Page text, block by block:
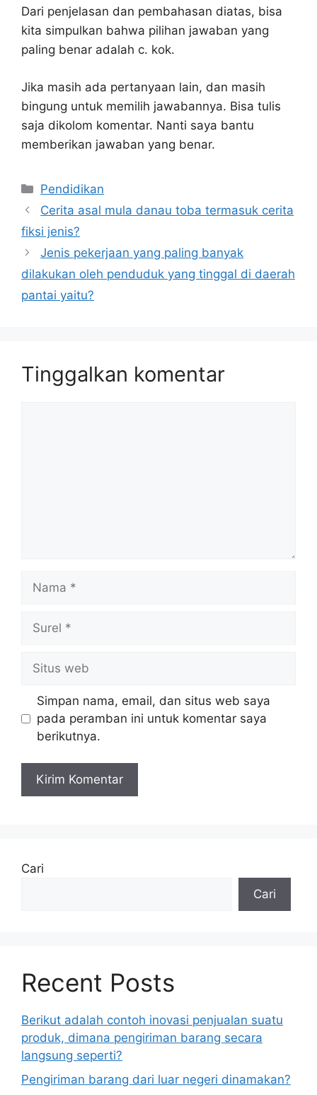
Dari penjelasan dan pembahasan diatas, bisa
kita simpulkan bahwa pilihan jawaban yang
paling benar adalah c. kok.
Jika masih ada pertanyaan lain, dan masih
bingung untuk memilih jawabannya. Bisa tulis
saja dikolom komentar. Nanti saya bantu
memberikan jawaban yang benar.
Kategori
Pendidikan
Cerita asal mula danau toba termasuk cerita
fiksi jenis?
Jenis pekerjaan yang paling banyak
dilakukan oleh penduduk yang tinggal di daerah
pantai yaitu?
Tinggalkan komentar
web
Simpan nama, email, dan situs web saya
pada peramban ini untuk komentar saya
berikutnya.
Cari
Cari
Recent Posts
Berikut adalah contoh inovasi penjualan suatu
produk, dimana pengiriman barang secara
langsung seperti?
Pengiriman barang dari luar negeri dinamakan?